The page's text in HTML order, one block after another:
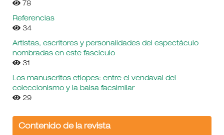
78
Referencias
34
Artistas, escritores y personalidades del espectáculo
nombradas en este fascículo
31
Los manuscritos etíopes: entre el vendaval del
coleccionismo y la balsa facsimilar
29
Contenido de la revista